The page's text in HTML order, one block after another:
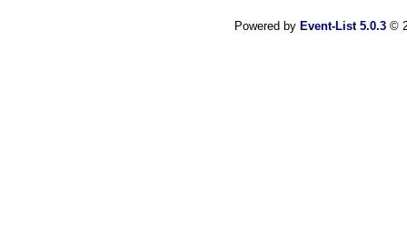
Powered by Event-List 5.0.3©